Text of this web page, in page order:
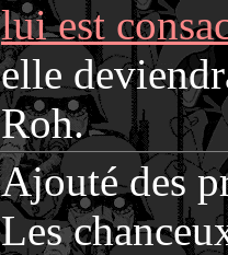
lui est
elle
Roh.
Ajouté des
Les